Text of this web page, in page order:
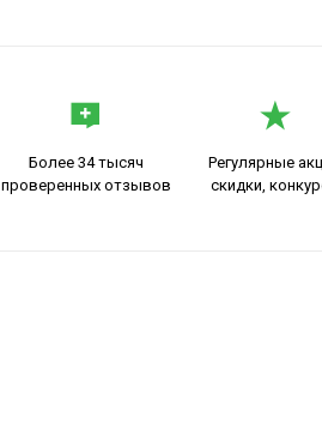
Более 34 тысяч
проверенных отзывов
Регулярные
скидки,